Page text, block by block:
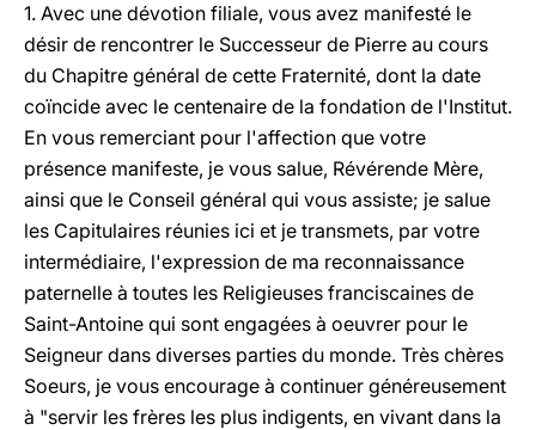
1. Avec une dévotion filiale, vous avez manifesté le
désir de rencontrer le Successeur de Pierre au cours
du Chapitre général de cette Fraternité, dont la date
coïncide avec le centenaire de la fondation de l'Institut.
En vous remerciant pour l'affection que votre
présence manifeste, je vous salue, Révérende Mère,
ainsi que le Conseil général qui vous assiste; je salue
les Capitulaires réunies ici et je transmets, par votre
intermédiaire, l'expression de ma reconnaissance
paternelle à toutes les Religieuses franciscaines de
Saint-Antoine qui sont engagées à oeuvrer pour le
Seigneur dans diverses parties du monde. Très chères
Soeurs, je vous encourage à continuer généreusement
à "servir les frères les plus indigents, en vivant dans la